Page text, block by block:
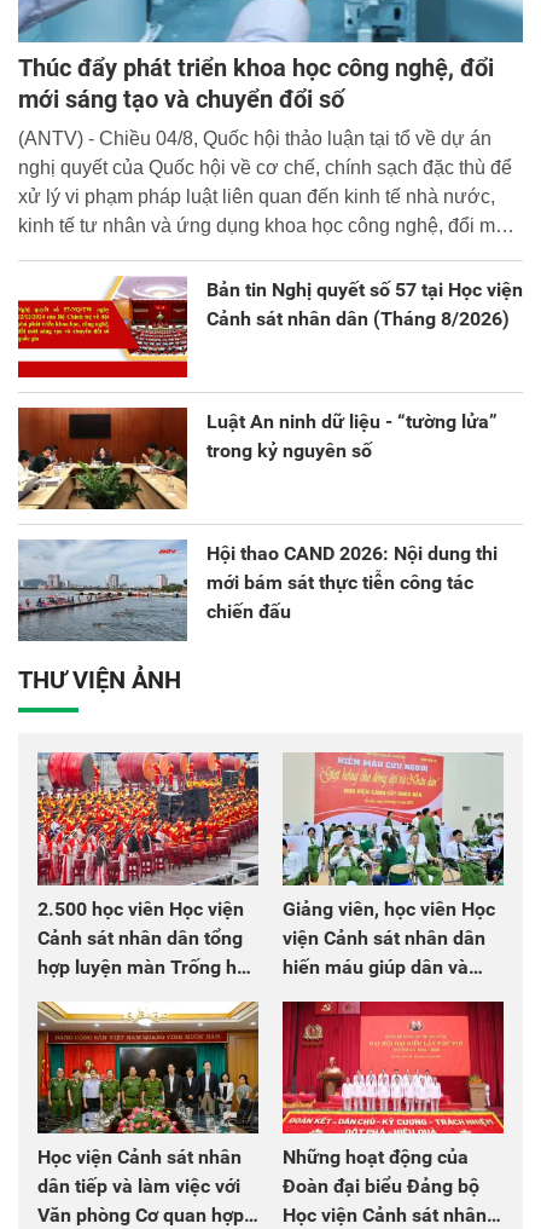
Thúc đẩy phát triển khoa học công nghệ, đổi
mới sáng tạo và chuyển đổi số
(ANTV) - Chiều 04/8, Quốc hội thảo luận tại tổ về dự án
nghị quyết của Quốc hội về cơ chế, chính sạch đặc thù để
xử lý vi phạm pháp luật liên quan đến kinh tế nhà nước,
kinh tế tư nhân và ứng dụng khoa học công nghệ, đổi mới
Bản tin Nghị quyết số 57 tại Học viện
Cảnh sát nhân dân (Tháng 8/2026)
Luật An ninh dữ liệu - “tường lửa”
trong kỷ nguyên số
Hội thao CAND 2026: Nội dung thi
mới bám sát thực tiễn công tác
chiến đấu
THƯ VIỆN ẢNH
2.500 học viên Học viện
Cảnh sát nhân dân tổng
hợp luyện màn Trống hội
Giảng viên, học viên Học
viện Cảnh sát nhân dân
hiến máu giúp dân và
Học viện Cảnh sát nhân
dân tiếp và làm việc với
Văn phòng Cơ quan hợp
Những hoạt động của
Đoàn đại biểu Đảng bộ
Học viện Cảnh sát nhân